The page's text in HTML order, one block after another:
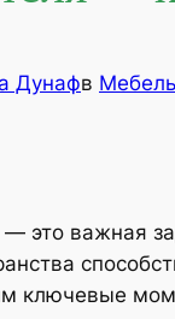
Дунафв Мебель
это важная
ключевые